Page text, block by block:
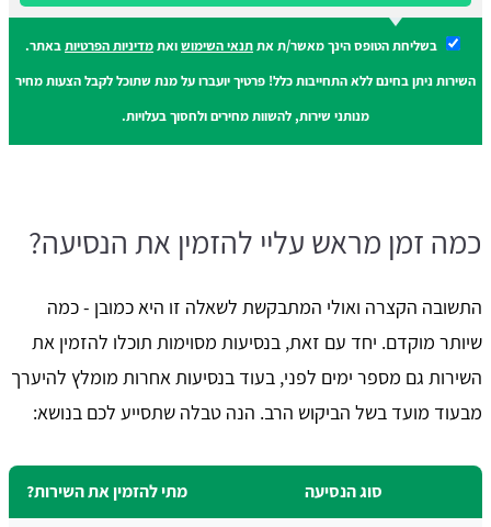
בשליחת הטופס הינך מאשר/ת אתתנאי השימושואתמדיניות הפרטיותבאתר.
השירות ניתן בחינם ללא התחייבות כלל! פרטיך יועברו על מנת שתוכל לקבל הצעות מחיר
מנותני שירות, להשוות מחירים ולחסוך בעלויות.
כמה זמן מראש עליי להזמין את הנסיעה?
התשובה הקצרה ואולי המתבקשת לשאלה זו היא כמובן - כמה
שיותר מוקדם. יחד עם זאת, בנסיעות מסוימות תוכלו להזמין את
השירות גם מספר ימים לפני, בעוד בנסיעות אחרות מומלץ להיערך
מבעוד מועד בשל הביקוש הרב. הנה טבלה שתסייע לכם בנושא:
סוג הנסיעה מתי להזמין את השירות?